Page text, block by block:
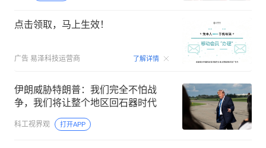
点击领取，马上生效！
广告 易泽科技运营商 了解详情 00:09
伊朗威胁特朗普：我们完全不怕战
争，我们将让整个地区回石器时代
科工视界观 打开APP